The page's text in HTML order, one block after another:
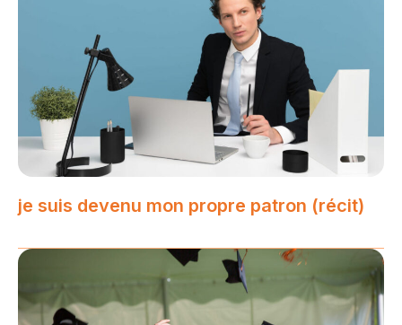
je suis devenu mon propre patron (récit)